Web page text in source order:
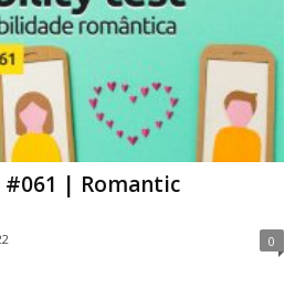
#061 | Romantic
0